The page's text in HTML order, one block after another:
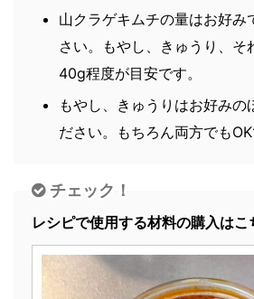
山クラゲキムチの量はお好み
さい。もやし、きゅうり、そ
40g程度が目安です。
もやし、きゅうりはお好みの
ださい。もちろん両方でもOK
チェック！
レシピで使用する材料の購入はこ